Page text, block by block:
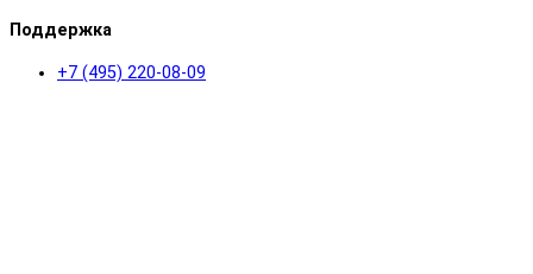
Поддержка
+7 (495) 220-08-09